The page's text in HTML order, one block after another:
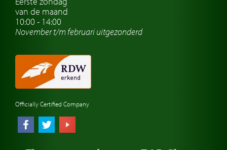
Oldtimerwerkplaats
Automerk horloges
Classic cars Nederland
van de maand
10:00 - 14:00
November t/m februariuitgezonderd
Officially Certified Company